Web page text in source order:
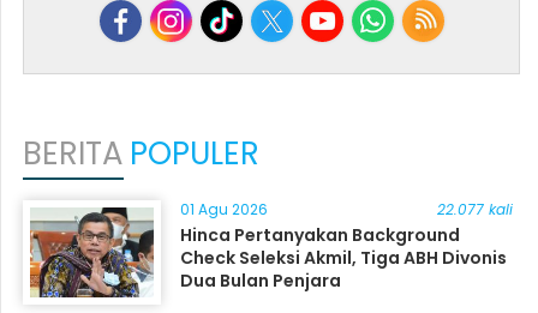
BERITA POPULER
01 Agu 2026 22.077 kali
Hinca Pertanyakan Background
Check Seleksi Akmil, Tiga ABH Divonis
Dua Bulan Penjara